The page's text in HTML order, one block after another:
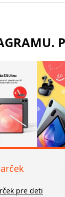
pre deti